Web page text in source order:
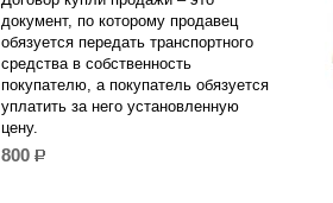
документ, по которому продавец
обязуется передать транспортного
средства в собственность
покупателю, а покупатель обязуется
уплатить за него установленную
цену.
800 р.